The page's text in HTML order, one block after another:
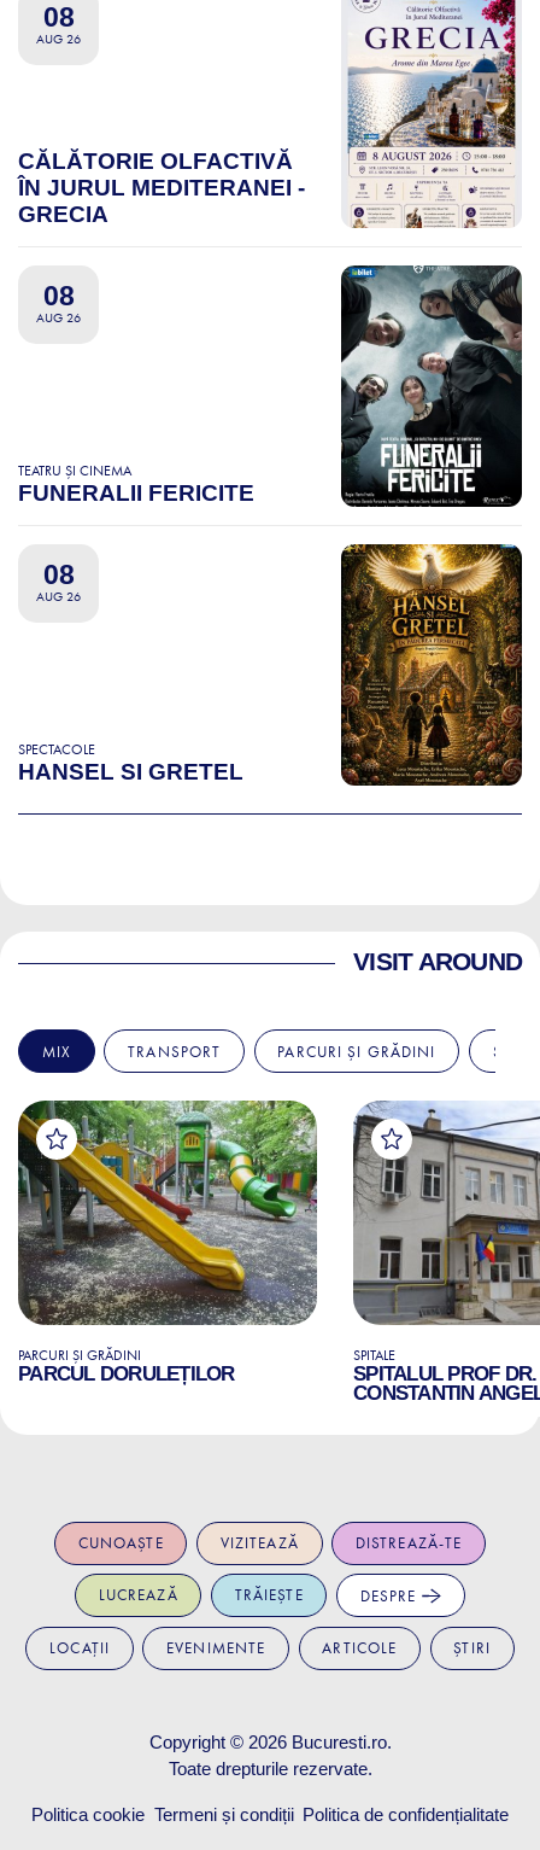
08
AUG 26
CĂLĂTORIE OLFACTIVĂ
ÎN JURUL MEDITERANEI -
GRECIA
08
AUG 26
TEATRU ȘI CINEMA
FUNERALII FERICITE
08
AUG 26
SPECTACOLE
HANSEL SI GRETEL
VISIT AROUND
MIX TRANSPORT PARCURI ȘI GRĂDINI
PARCURI ȘI GRĂDINI
PARCUL DORULEȚILOR
SPITALE
SPITALUL PROF DR.
CONSTANTIN
CUNOAȘTE VIZITEAZĂ DISTREAZĂ-TE
LUCREAZĂ TRĂIEȘTE DESPRE
LOCAȚII EVENIMENTE ARTICOLE ȘTIRI
Copyright © 2026 Bucuresti.ro.
Toate drepturile rezervate.
Politica cookie Termeni și condiții Politica de confidențialitate